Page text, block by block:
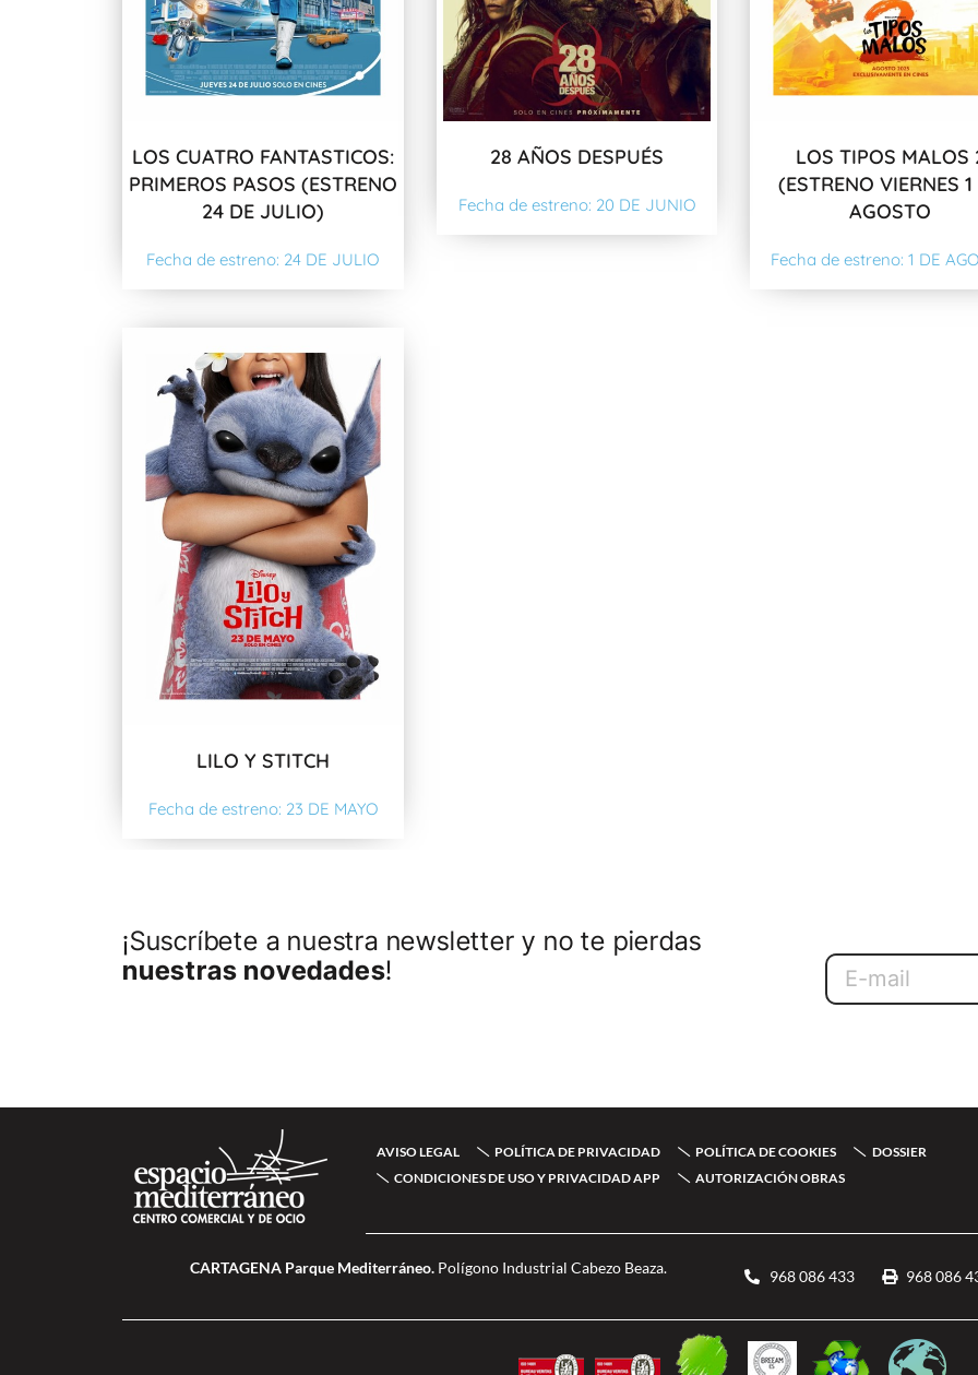
LOS CUATRO FANTASTICOS:
PRIMEROS PASOS (ESTRENO
24 DE JULIO)
Fecha de estreno: 24 DE JULIO
28 AÑOS DESPUÉS
Fecha de estreno: 20 DE JUNIO
LOS TIPOS MALOS
(ESTRENO VIERNES 1
AGOSTO
Fecha de estreno: 1 DE
LILO Y STITCH
Fecha de estreno: 23 DE MAYO
¡Suscríbete a nuestra newsletter y no te pierdas
nuestras novedades! Email
AVISO LEGAL POLÍTICA DE PRIVACIDAD POLÍTICA DE COOKIES
DOSSIER
CONDICIONES DE USO Y PRIVACIDAD APP
AUTORIZACIÓN OBRAS
CARTAGENA Parque Mediterráneo. Polígono Industrial Cabezo Beaza. 968 086 433 968 086